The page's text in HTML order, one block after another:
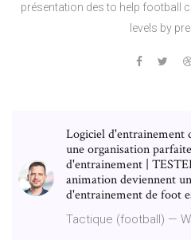
présentation des to help football
levels by
Logiciel d'entrainement
une organisation
d'entrainement |
animation deviennent
d'entrainement de foot
Tactique (football) —